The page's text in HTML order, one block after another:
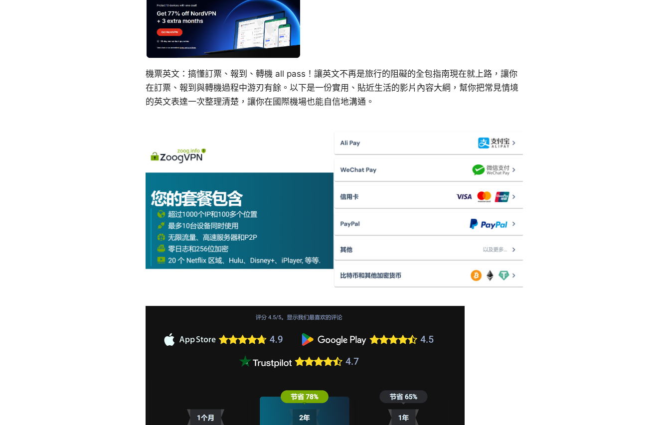
機票英文：搞懂訂票、報到、轉機 all pass！讓英文不再是旅行的阻礙的全包指南現在就上路，讓你
在訂票、報到與轉機過程中游刃有餘。以下是一份實用、貼近生活的影片內容大綱，幫你把常見情境
的英文表達一次整理清楚，讓你在國際機場也能自信地溝通。